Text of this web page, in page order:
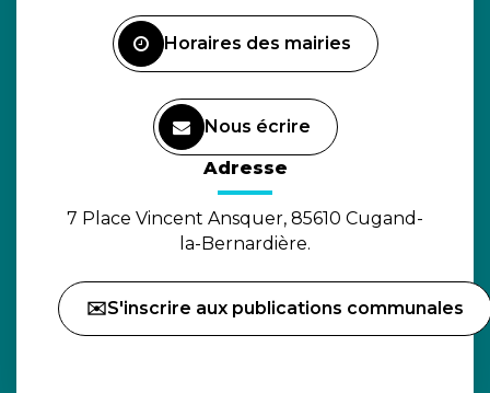
Horaires des mairies
Nous écrire
(ouverture dans un nouvel
Adresse
7 Place Vincent Ansquer, 85610 Cugand-
la-Bernardière.
✉️S'inscrire aux publications communales